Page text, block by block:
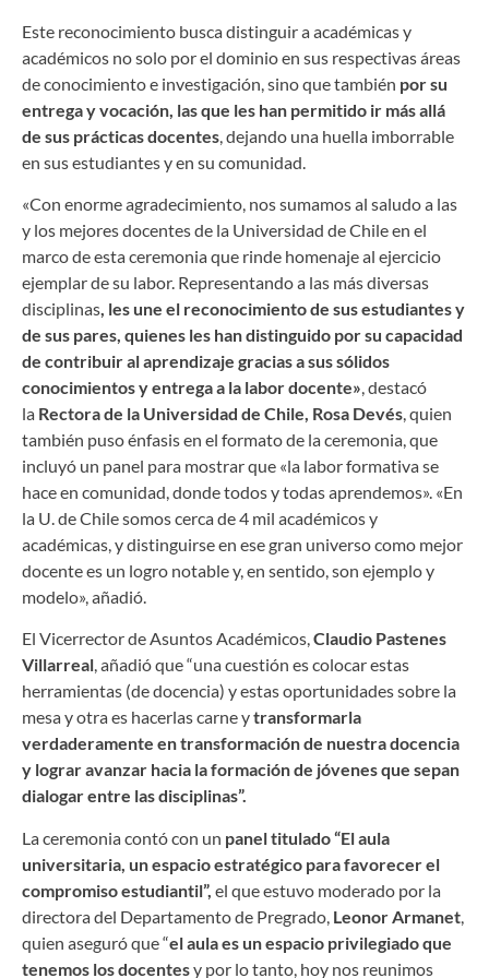
Este reconocimiento busca distinguir a académicas y
académicos no solo por el dominio en sus respectivas áreas
de conocimiento e investigación, sino que también por su
entrega y vocación, las que les han permitido ir más allá
de sus prácticas docentes , dejando una huella imborrable
en sus estudiantes y en su comunidad.
«Con enorme agradecimiento, nos sumamos al saludo a las
y los mejores docentes de la Universidad de Chile en el
marco de esta ceremonia que rinde homenaje al ejercicio
ejemplar de su labor. Representando a las más diversas
disciplinas, les une el reconocimiento de sus estudiantes y
de sus pares, quienes les han distinguido por su capacidad
de contribuir al aprendizaje gracias a sus sólidos
conocimientos y entrega a la labor docente», destacó
la Rectora de la Universidad de Chile, Rosa Devés, quien
también puso énfasis en el formato de la ceremonia, que
incluyó un panel para mostrar que «la labor formativa se
hace en comunidad, donde todos y todas aprendemos». «En
la U. de Chile somos cerca de 4 mil académicos y
académicas, y distinguirse en ese gran universo como mejor
docente es un logro notable y, en sentido, son ejemplo y
modelo», añadió.
El Vicerrector de Asuntos Académicos,Claudio Pastenes
Villarreal, añadió que “una cuestión es colocar estas
herramientas (de docencia) y estas oportunidades sobre la
mesa y otra es hacerlas carne ytransformarla
verdaderamente en transformación de nuestra docencia
y lograr avanzar hacia la formación de jóvenes que sepan
dialogar entre las disciplinas”.
La ceremonia contó con un panel titulado “El aula
universitaria, un espacio estratégico para favorecer el
compromiso estudiantil”, el que estuvo moderado por la
directora del Departamento de Pregrado, Leonor Armanet
quien aseguró que “el aula es un espacio privilegiado que
tenemos los docentesy por lo tanto, hoy nos reunimos